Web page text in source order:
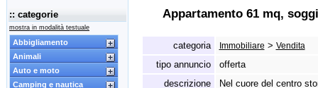
:: categorie
mostra in modalità testuale
Abbigliamento
Animali
Auto e moto
Camping e nautica
Appartamento 61 mq,
categoria Immobiliare > Vendita
tipo annuncio
offerta
descrizione
Nel cuore del centro